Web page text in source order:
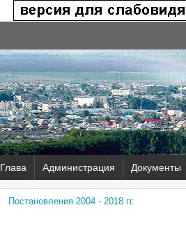
Глава Администрация Документы
Постановления 2004 - 2018 гг.